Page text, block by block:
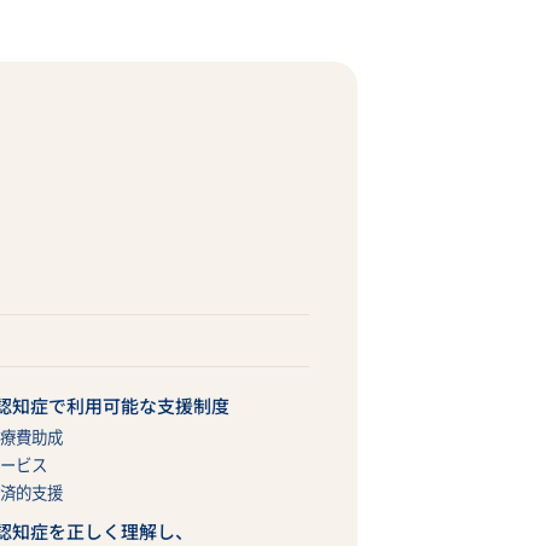
知症で利用可能な支援制度
費助成
ビス
的支援
知症を正しく理解し、